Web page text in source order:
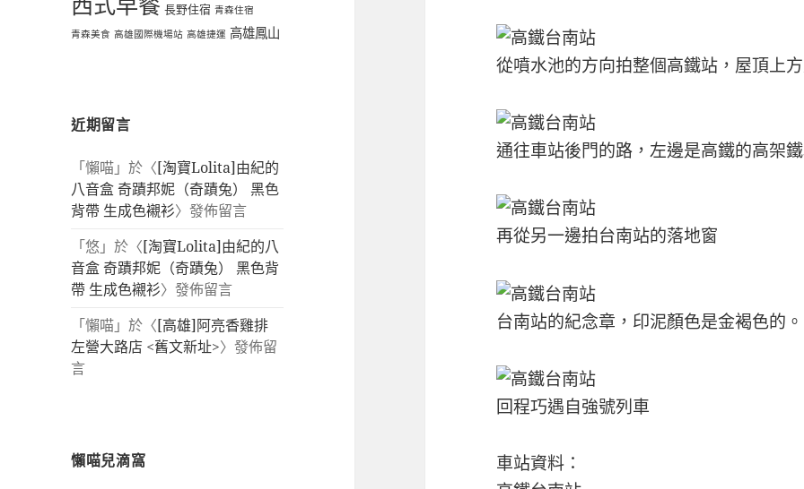
長野住宿 青森住宿
青森美食 高雄國際機場站 高雄捷運 高雄鳳山
近期留言
「懶喵」於〈[淘寶Lolita]由紀的
八音盒 奇蹟邦妮（奇蹟兔） 黑色
背帶 生成色襯衫〉發佈留言
「悠」於〈[淘寶Lolita]由紀的八
音盒 奇蹟邦妮（奇蹟兔） 黑色背
帶 生成色襯衫〉發佈留言
「懶喵」於〈[高雄]阿亮香雞排
左營大路店 <舊文新址>〉發佈留
言
懶喵兒滴窩
從噴水池的方向拍整個高鐵站，屋頂上
通往車站後門的路，左邊是高鐵的高架
再從另一邊拍台南站的落地窗
台南站的紀念章，印泥顏色是金褐色的。
回程巧遇自強號列車
車站資料：